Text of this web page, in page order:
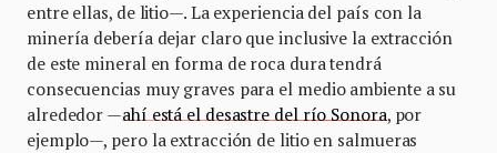
entre ellas, de litio—. La experiencia del país con la
minería debería dejar claro que inclusive la extracción
de este mineral en forma de roca dura tendrá
consecuencias muy graves para el medio ambiente a su
alrededor —ahí está el desastre del río Sonora, por
ejemplo—, pero la extracción de litio en salmueras